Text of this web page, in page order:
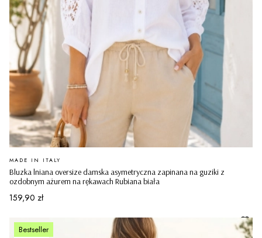
Bluzka lniana oversize damska asymetryczna zapinana na guziki z
ozdobnym ażurem na rękawach Rubiana biała
PRODUCENT
MADE IN ITALY
Cena
159,90 zł
Bestseller